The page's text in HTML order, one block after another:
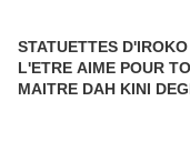
STATUETTES
L'ETRE AIME POUR
MAITRE DAH KINI